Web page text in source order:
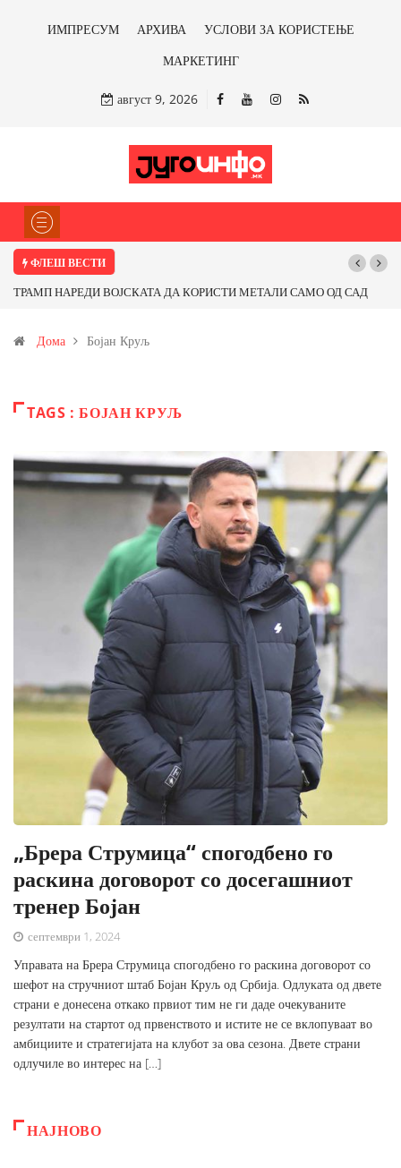
ИМПРЕСУМ АРХИВА
УСЛОВИ ЗА КОРИСТЕЊЕ
МАРКЕТИНГ
август 9, 2026
ФЛЕШ ВЕСТИ
ТРАМП НАРЕДИ ВОЈСКАТА ДА КОРИСТИ МЕТАЛИ САМО ОД САД
Иловица и со антимонот?
Дома Бојан Круљ
TAGS : БОЈАН КРУЉ
„Брера Струмица“ спогодбено го
раскина договорот со досегашниот
тренер Бојан
септември 1, 2024
Управата на Брера Струмица спогодбено го раскина договорот со
шефот на стручниот штаб Бојан Круљ од Србија. Одлуката од двете
страни е донесена откако првиот тим не ги даде очекуваните
резултати на стартот од првенството и истите не се вклопуваат во
амбициите и стратегијата на клубот за ова сезона. Двете страни
одлучиле во интерес на […]
НАЈНОВО